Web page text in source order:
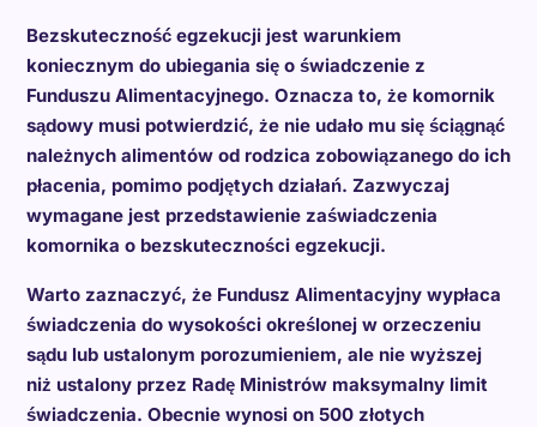
Bezskuteczność egzekucji jest warunkiem
koniecznym do ubiegania się o świadczenie z
Funduszu Alimentacyjnego. Oznacza to, że komornik
sądowy musi potwierdzić, że nie udało mu się ściągnąć
należnych alimentów od rodzica zobowiązanego do ich
płacenia, pomimo podjętych działań. Zazwyczaj
wymagane jest przedstawienie zaświadczenia
komornika o bezskuteczności egzekucji.
Warto zaznaczyć, że Fundusz Alimentacyjny wypłaca
świadczenia do wysokości określonej w orzeczeniu
sądu lub ustalonym porozumieniem, ale nie wyższej
niż ustalony przez Radę Ministrów maksymalny limit
świadczenia. Obecnie wynosi on 500 złotych